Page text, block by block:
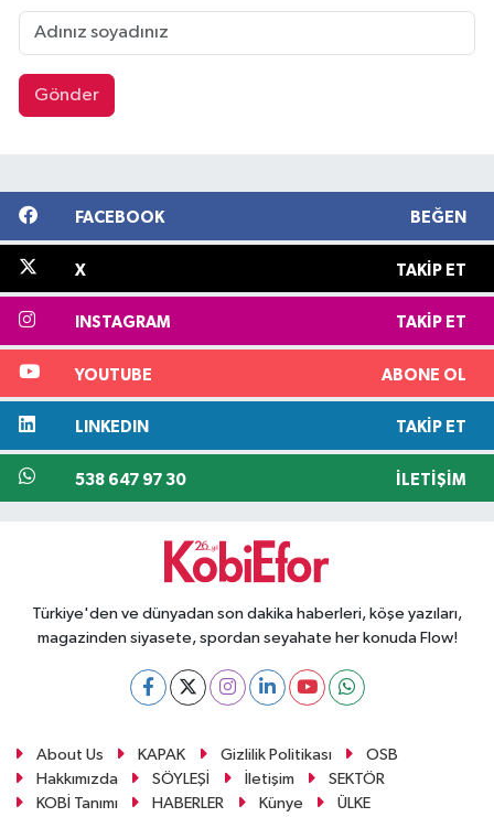
Gönder
FACEBOOK BEĞEN
X TAKIP ET
INSTAGRAM TAKIP ET
YOUTUBE ABONE OL
LINKEDIN TAKIP ET
538 647 97 30 İLETIŞIM
Türkiye'den ve dünyadan son dakika haberleri, köşe yazıları,
magazinden siyasete, spordan seyahate her konuda Flow!
About Us KAPAK Gizlilik Politikası
OSB
Hakkımızda
SÖYLEŞİ İletişim
SEKTÖR
KOBİ Tanımı
HABERLER Künye ÜLKE